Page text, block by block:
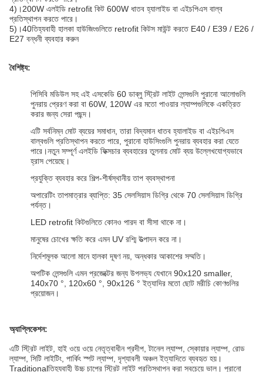
4)।200W এলইডি retrofit কিট 600W ধাতব হ্যালাইড বা এইচপিএস বাল্ব
প্রতিস্থাপন করতে পারে।
5)।40তিহ্যবাহী হালকা হাউজিংগুলিতে retrofit কিটস মাউন্ট করতে E40 / E39 / E26 /
E27 বন্ধনী ব্যবহার করুন
বৈশিষ্ট্য:
পিসিবি মডিউল সহ এই এসকেডি 60 ডাব্লু স্ট্রিট লাইট লেন্সগুলি পুরানো আলোগুলি
পুনরায় প্রেরণ করা বা 60W, 120W এর মতো পাওয়ার ল্যাম্পগুলিকে একত্রিত
করার জন্য সেরা পছন্দ।
এটি সর্বনিম্ন মোট ব্যয়ের সমাধান, তারা বিদ্যমান ধাতব হ্যালাইড বা এইচপিএস
বাল্বগুলি প্রতিস্থাপন করতে পারে, পুরানো হাউসিংগুলি পুনরায় ব্যবহার করা যেতে
পারে।নতুন সম্পূর্ণ এলইডি ফিক্সচার ব্যবহারের তুলনায় মোট ব্যয় উল্লেখযোগ্যভাবে
হ্রাস পেয়েছে।
প্রযুক্তি ব্যবহার করে শিল্প-শীর্ষস্থানীয় তাপ ব্যবস্থাপনা
অপারেটিং তাপমাত্রার ব্যাপ্তি: 35 সেলসিয়াস ডিগ্রি থেকে 70 সেলসিয়াস ডিগ্রি
পর্যন্ত।
LED retrofit কিটগুলিতে কোনও পারদ বা সীসা থাকে না।
মানুষের চোখের ক্ষতি করে এমন UV রশ্মি উত্পাদন করে না।
নির্দেশমূলক আলো মানে হালকা দূষণ নয়, অন্ধকার আকাশের সম্মতি।
অপটিক লেন্সগুলি এমন প্রজেক্টের জন্য উপলভ্য যেখানে 90x120 smaller,
140x70 °, 120x60 °, 90x126 ° ইত্যাদির মতো ছোট মরীচি কোণগুলির
প্রয়োজন।
অ্যাপ্লিকেশন:
এটি স্ট্রিট লাইট, হাই ওয়ে ওয়ে নেতৃত্বাধীন প্রদীপ, টানেল ল্যাম্প, স্কোয়ার ল্যাম্প, রোড
ল্যাম্প, সিটি লাইটিং, পার্কিং স্পট ল্যাম্প, দৃশ্যাবলী অঞ্চল ইত্যাদিতে ব্যবহৃত হয়।
Traditionalতিহ্যবাহী উচ্চ চাপের স্ট্রিট লাইট প্রতিস্থাপন করা সবচেয়ে ভাল। পুরানো